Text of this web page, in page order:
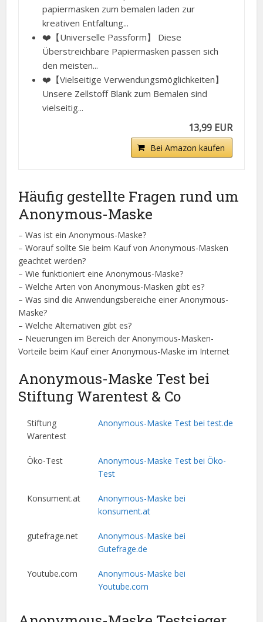
papiermasken zum bemalen laden zur
kreativen Entfaltung...
❤️【Universelle Passform】 Diese
Überstreichbare Papiermasken passen sich
den meisten...
❤️【Vielseitige Verwendungsmöglichkeiten】
Unsere Zellstoff Blank zum Bemalen sind
vielseitig...
13,99 EUR
Bei Amazon kaufen
Häufig gestellte Fragen rund um
Anonymous-Maske
– Was ist ein Anonymous-Maske?
– Worauf sollte Sie beim Kauf von Anonymous-Masken
geachtet werden?
– Wie funktioniert eine Anonymous-Maske?
– Welche Arten von Anonymous-Masken gibt es?
– Was sind die Anwendungsbereiche einer Anonymous-
Maske?
– Welche Alternativen gibt es?
– Neuerungen im Bereich der Anonymous-Masken-
Vorteile beim Kauf einer Anonymous-Maske im Internet
Anonymous-Maske Test bei
Stiftung Warentest & Co
Stiftung
Warentest
Anonymous-Maske Test bei test.de
Öko-Test
Anonymous-Maske Test bei Öko-
Test
Konsument.at
Anonymous-Maske bei
konsument.at
gutefrage.net
Anonymous-Maske bei
Gutefrage.de
Youtube.com
Anonymous-Maske bei
Youtube.com